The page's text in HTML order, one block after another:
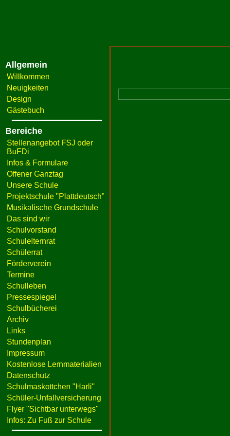
Allgemein
Willkommen
Neuigkeiten
Design
Gästebuch
Bereiche
Stellenangebot FSJ oder
BuFDi
Infos & Formulare
Offener Ganztag
Unsere Schule
Projektschule "Plattdeutsch"
Musikalische Grundschule
Das sind wir
Schulvorstand
Schulelternrat
Schülerrat
Förderverein
Termine
Schulleben
Pressespiegel
Schulbücherei
Archiv
Links
Stundenplan
Impressum
Kostenlose Lernmaterialien
Datenschutz
Schulmaskottchen "Harli"
Schüler-Unfallversicherung
Flyer "Sichtbar unterwegs"
Infos: Zu Fuß zur Schule